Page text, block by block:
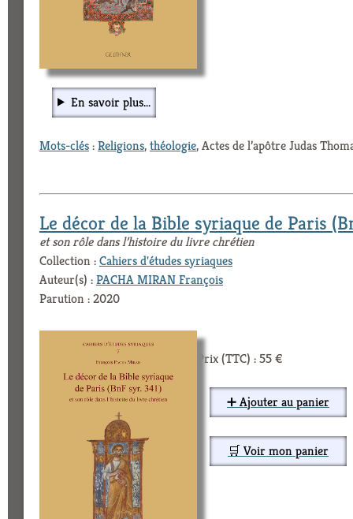
En savoir plus...
Mots-clés:Religions,théologie, Actes de l’apôtre Judas
Le décor de la Bible syriaque de Paris
et son rôle dans l’histoire du livre chrétien
Collection :Cahiers d'études syriaques
Auteur(s) :PACHA MIRAN François
Parution : 2020
Prix (TTC) : 55 €
➕ Ajouter au panier
🛒 Voir mon panier